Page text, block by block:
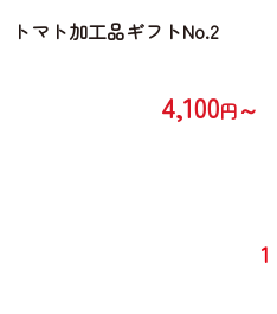
トマト加工品ギフトNo.2
4,100円～
1